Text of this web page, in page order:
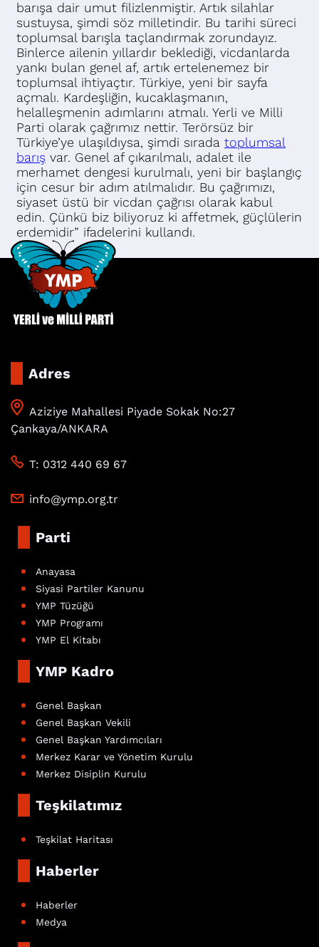
barışa dair umut filizlenmiştir. Artık silahlar
sustuysa, şimdi söz milletindir. Bu tarihi süreci
toplumsal barışla taçlandırmak zorundayız.
Binlerce ailenin yıllardır beklediği, vicdanlarda
yankı bulan genel af, artık ertelenemez bir
toplumsal ihtiyaçtır. Türkiye, yeni bir sayfa
açmalı. Kardeşliğin, kucaklaşmanın,
helalleşmenin adımlarını atmalı. Yerli ve Milli
Parti olarak çağrımız nettir. Terörsüz bir
Türkiye’ye ulaşıldıysa, şimdi sırada toplumsal
barış var. Genel af çıkarılmalı, adalet ile
merhamet dengesi kurulmalı, yeni bir başlangıç
için cesur bir adım atılmalıdır. Bu çağrımızı,
siyaset üstü bir vicdan çağrısı olarak kabul
edin. Çünkü biz biliyoruz ki affetmek, güçlülerin
erdemidir” ifadelerini kullandı.
Adres
Aziziye Mahallesi Piyade Sokak No:27
Çankaya/ANKARA
T: 0312 440 69 67
info@ymp.org.tr
Parti
Anayasa
Siyasi Partiler Kanunu
YMP Tüzüğü
YMP Programı
YMP El Kitabı
YMP Kadro
Genel Başkan
Genel Başkan Vekili
Genel Başkan Yardımcıları
Merkez Karar ve Yönetim Kurulu
Merkez Disiplin Kurulu
Teşkilatımız
Teşkilat Haritası
Haberler
Haberler
Medya